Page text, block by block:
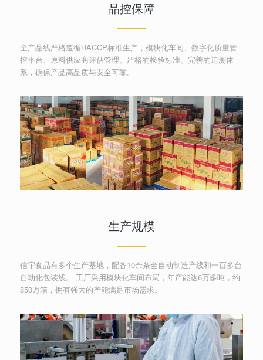
品控保障
全产品线严格遵循HACCP标准生产，模块化车间、数字化质量管
控平台、原料供应商评估管理、严格的检验标准、完善的追溯体
系，确保产品高品质与安全可靠。
生产规模
信宇食品有多个生产基地，配备10余条全自动制造产线和一百多台
自动化包装线。 工厂采用模块化车间布局，年产能达6万多吨，约
850万箱，拥有强大的产能满足市场需求。